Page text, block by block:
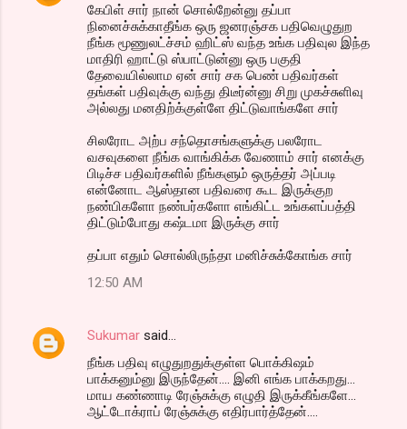
கேபிள் சார் நான் சொல்றேன்னு தப்பா
நினைச்சுக்காதீங்க ஒரு ஜனரஞ்சக பதிவெழுதுற
நீங்க மூணுலட்ச்சம் ஹிட்ஸ் வந்த உங்க பதிவுல இந்த
மாதிரி ஹாட்டு ஸ்பாட்டுன்னு ஒரு பகுதி
தேவையில்லாம ஏன் சார் சக பெண் பதிவர்கள்
தங்கள் பதிவுக்கு வந்து திடீர்ன்னு சிறு முகச்சுளிவு
அல்லது மனதிற்க்குள்ளே திட்டுவாங்களே சார்
சிலரோட அற்ப சந்தொசங்களுக்கு பலரோட
வசவுகளை நீங்க வாங்கிக்க வேணாம் சார் எனக்கு
பிடிச்ச பதிவர்களில் நீங்களும் ஒருத்தர் அப்படி
என்னோட ஆஸ்தான பதிவரை கூட இருக்குற
நண்பிகளோ நண்பர்களோ எங்கிட்ட உங்களப்பத்தி
திட்டும்போது கஷ்டமா இருக்கு சார்
தப்பா எதும் சொல்லிருந்தா மனிச்சுக்கோங்க சார்
12:50 AM
Sukumar said…
நீங்க பதிவு எழுதுறதுக்குள்ள பொக்கிஷம்
பாக்கனும்னு இருந்தேன்.... இனி எங்க பாக்கறது...
மாய கண்ணாடி ரேஞ்சுக்கு எழுதி இருக்கீங்களே...
ஆட்டோக்ராப் ரேஞ்சுக்கு எதிர்பார்த்தேன்....